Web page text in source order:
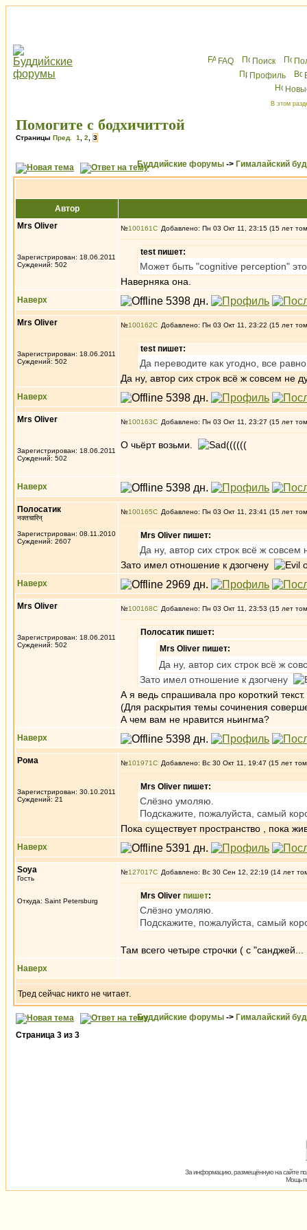
FAQ Поиск
Профиль
В этом
Помогите с бодхичиттой
Страницы Пред. 1 2 3
Буддийские форумы -> Гималайский
Автор
Mrs Oliver
Зарегистрирован: 18.06.2011
Суждений: 502
№100161 Добавлено: Пн 03 Окт 11, 23:15 (15 лет
test пишет:
Может быть "cognitive perception"
Наверняка она.
Наверх
Mrs Oliver
Зарегистрирован: 18.06.2011
Суждений: 502
№100162 Добавлено: Пн 03 Окт 11, 23:22 (15 лет
test пишет:
Да переводите как угодно, все
Да ну, автор сих строк всё ж совсем не
Наверх
Mrs Oliver
Зарегистрирован: 18.06.2011
Суждений: 502
№100163 Добавлено: Пн 03 Окт 11, 23:27 (15 лет
О чьёрт возьми. ((((((
Наверх
Полосатик
नक्तचारिन्
Зарегистрирован: 08.11.2010
Суждений: 2607
№100165 Добавлено: Пн 03 Окт 11, 23:41 (15 лет
Mrs Oliver пишет:
Да ну, автор сих строк всё ж совсем
Зато имел отношение к дзогчену
Наверх
Mrs Oliver
Зарегистрирован: 18.06.2011
Суждений: 502
№100168 Добавлено: Пн 03 Окт 11, 23:53 (15 лет
Полосатик пишет:
Mrs Oliver пишет:
Да ну, автор сих строк всё ж
Зато имел отношение к дзогчену
А я ведь спрашивала про короткий
(Для раскрытия темы сочинения
А чем вам не нравится ньингма?
Наверх
Рома
Зарегистрирован: 30.10.2011
Суждений: 21
№101971 Добавлено: Вс 30 Окт 11, 19:47 (15 лет
Mrs Oliver пишет:
Слёзно умоляю.
Подскажите, пожалуйста, самый
Пока существует пространство , пока
Наверх
Soya
Гость
Откуда: Saint Petersburg
№127017 Добавлено: Вс 30 Сен 12, 22:19 (14 лет
Mrs Oliver пишет:
Слёзно умоляю.
Подскажите, пожалуйста, самый
Там всего четыре строчки ( с
Наверх
Тред сейчас никто не читает.
Буддийские форумы -> Гималайский
Страница 3 из 3
За информацию, размещённую на сайте
Мощь